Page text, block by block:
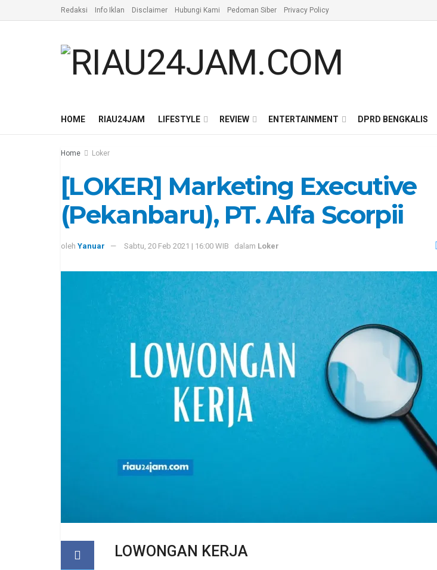
Redaksi Info Iklan Disclaimer Hubungi Kami Pedoman Siber Privacy Policy
HOME RIAU24JAM LIFESTYLE REVIEW ENTERTAINMENT DPRD BENGKALIS
Home Loker
[LOKER] Marketing Executive
(Pekanbaru), PT. Alfa Scorpii
oleh Yanuar Sabtu, 20 Feb 2021 | 16:00 WIB dalam Loker
LOWONGAN KERJA